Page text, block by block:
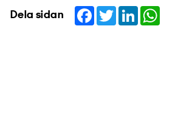
Dela sidan Facebook
TwitterLinkedIn